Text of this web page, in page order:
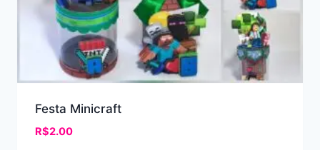
Festa Minicraft
R$2.00